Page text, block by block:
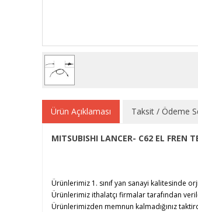
Ürün Açıklaması Taksit / Ödeme
MITSUBISHI LANCER- C62 EL FREN
Ürünlerimiz 1. sınıf yan sanayi kalitesinde
Ürünlerimiz ithalatçı firmalar tarafından
Ürünlerimizden memnun kalmadığınız